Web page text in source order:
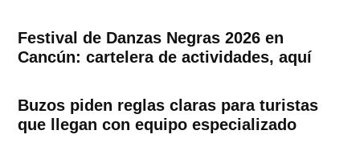
Festival de Danzas Negras 2026 en
Cancún: cartelera de actividades, aquí
Buzos piden reglas claras para turistas
que llegan con equipo especializado